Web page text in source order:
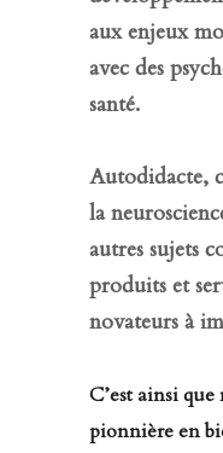
aux enjeux
avec des
santé.
Autodidacte,
la
autres sujets
produits et
novateurs à
C’est ainsi
pionnière en